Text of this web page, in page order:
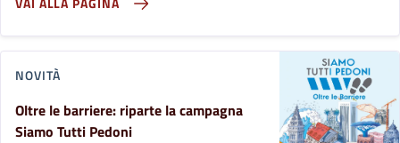
NOVITÀ
Oltre le barriere: riparte la campagna
Siamo Tutti Pedoni